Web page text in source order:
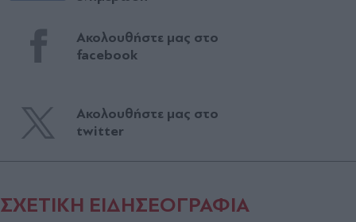
Ακολουθήστε μας στο
facebook
Ακολουθήστε μας στο
twitter
ΣΧΕΤΙΚΗ ΕΙΔΗΣΕΟΓΡΑΦΙΑ